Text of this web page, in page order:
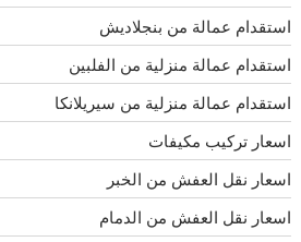
استقدام عمالة من بنجلاديش
استقدام عمالة منزلية من الفلبين
استقدام عمالة منزلية من سيريلانكا
اسعار تركيب مكيفات
اسعار نقل العفش من الخبر
اسعار نقل العفش من الدمام